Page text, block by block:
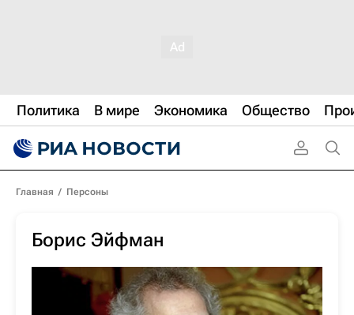
Политика В мире Экономика Общество
Главная / Персоны
Борис Эйфман